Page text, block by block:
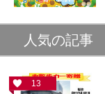
人気の記事
13